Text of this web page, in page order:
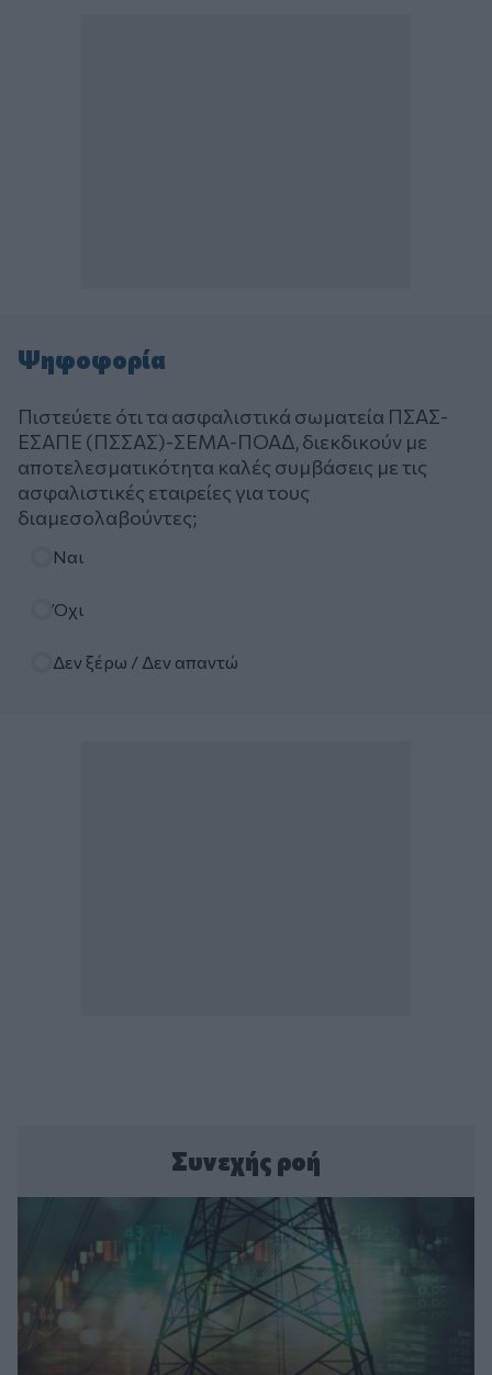
Ψηφοφορία
Πιστεύετε ότι τα ασφαλιστικά σωματεία ΠΣΑΣ-
ΕΣΑΠΕ (ΠΣΣΑΣ)-ΣΕΜΑ-ΠΟΑΔ, διεκδικούν με
αποτελεσματικότητα καλές συμβάσεις με τις
ασφαλιστικές εταιρείες για τους
διαμεσολαβούντες;
Ναι
Όχι
Δεν ξέρω / Δεν απαντώ
Συνεχής ροή